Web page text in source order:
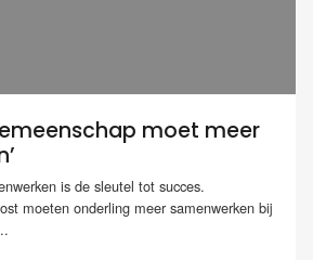
moet meer
is de sleutel tot succes.
moeten onderling meer samenwerken bij